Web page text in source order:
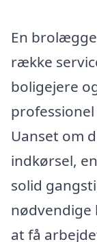
En
række
boligejere
Uanset om
indkørsel,
solid
nødvendige
at få